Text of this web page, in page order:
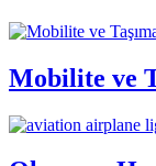
Mobilite ve